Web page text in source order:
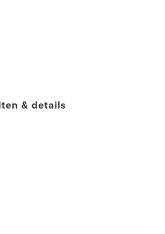
& details